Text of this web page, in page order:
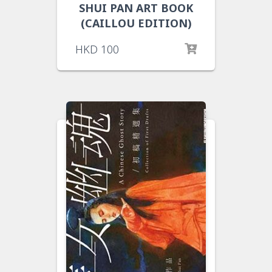
SHUI PAN ART BOOK
(CAILLOU EDITION)
HKD 100